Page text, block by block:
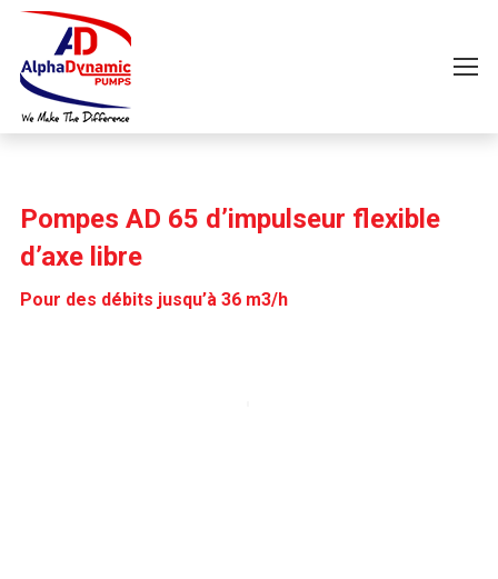
Pompes AD 65 d’impulseur flexible
d’axe libre
Pour des débits jusqu’à 36 m3/h